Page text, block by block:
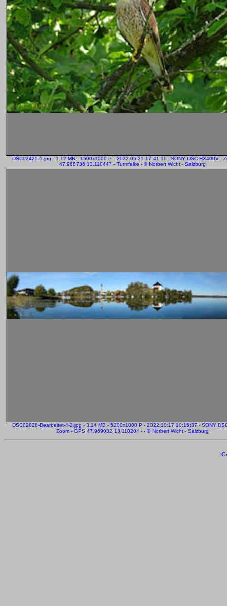
DSC02425-1.jpg - 1.12 MB - 1500x1000 P - 2022:05:21 17:41:11 - SONY DSC-HX400V -
47.968736 13.110447 - Turmfalke - © Norbert Wicht - Salzburg
DSC02828-Bearbeitet-4-2.jpg - 3.14 MB - 5200x1000 P - 2022:10:17 10:15:37 - SONY
Zoom - GPS 47.969032 13.110204 - - © Norbert Wicht - Salzburg